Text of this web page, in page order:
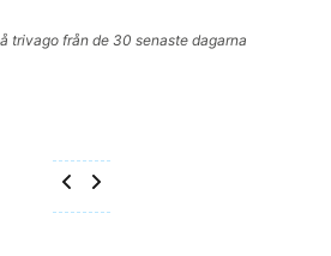
trivago från de 30 senaste dagarna